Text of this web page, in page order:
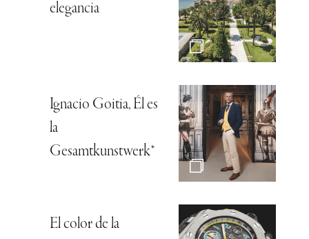
elegancia
Ignacio Goitia, Él es
la
Gesamtkunstwerk*
El color de la